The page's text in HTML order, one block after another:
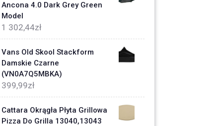
Ancona 4.0 Dark Grey Green
Model
1 302,44zł
Vans Old Skool Stackform
Damskie Czarne
(VN0A7Q5MBKA)
399,99zł
Cattara Okrągła Płyta Grillowa
Pizza Do Grilla 13040,13043